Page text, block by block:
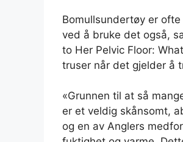
Bomullsundertøy er
ved å bruke det også,
to Her Pelvic Floor:
truser når det gjelder å
«Grunnen til at så
er et veldig skånsomt,
og en av Anglers